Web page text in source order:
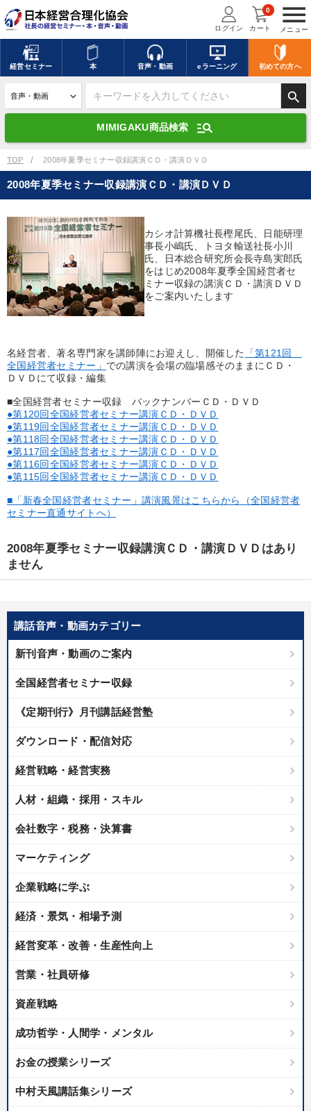
menu
メニュー
ログイン カート
0
経営セミナー 本 音声・動画 eラーニング 初めての方へ
search
MIMIGAKU商品検索 manage_search
キーワードを入力して探す
デジタル版対応のみ検索結果に表示する
search 上記の条件で検索
全国経営者セミナー講演収録物（全1315タイトル）からお探しいただけ
ます
カテゴリー
優秀各社の智恵と戦略 事業家のロマンと経営
若手異才経営者の発想 専門家のアドバイス
リーダーの器量を学ぶ
テーマ
【4月】音声・映像 数字・税務・決算書
経営者のための《音声・動画で学ぶ》講演シリーズ
【12月】音声・映像
2025年春季全国経営者セミナー収録講演ＣＤ・講演ＤＶＤ・デジ
業種
製造業 卸売・小売・飲食業 建設・不動産業
IT・サービス・金融業 コンサルタント 専門家
キーワード
※「更新」を押すと「テーマ」「キーワード」を更新いただけます。
ondemand_video 経営音声・動画を探す 更新する
全国経営者セミナー収録物以外の経営教材（全761タイトル）からお探
しいただけます
2025年春季全国経営者セミナー収録講演ＣＤ・講演ＤＶＤ・デジ
タル版（音声／動画ストリーミング・ダウンロード）
音声と動画で学ぶ
TOP 2008年夏季セミナー収録講演ＣＤ・講演ＤＶＤ
講話音声・動画カテゴリー
新刊音声・動画のご案内
全国経営者セミナー収録
《定期刊行》月刊講話経営塾
ダウンロード・配信対応
経営戦略・経営実務
人材・組織・採用・スキル
会社数字・税務・決算書
マーケティング
企業戦略に学ぶ
経済・景気・相場予測
経営変革・改善・生産性向上
営業・社員研修
資産戦略
成功哲学・人間学・メンタル
お金の授業シリーズ
中村天風講話集シリーズ
2008年夏季セミナー収録講演ＣＤ・講演ＤＶＤ
カシオ計算機社長樫尾氏、日能研理
事長小嶋氏、トヨタ輸送社長小川
氏、日本総合研究所会長寺島実郎氏
をはじめ2008年夏季全国経営者セ
ミナー収録の講演ＣＤ・講演ＤＶＤ
をご案内いたします
名経営者、著名専門家を講師陣にお迎えし、開催した
「第121回
全国経営者セミナー」 での講演を会場の臨場感そのままにＣＤ・
ＤＶＤにて収録・編集
■全国経営者セミナー収録 バックナンバーＣＤ・ＤＶＤ
●第120回全国経営者セミナー講演ＣＤ・ＤＶＤ
●第119回全国経営者セミナー講演ＣＤ・ＤＶＤ
●第118回全国経営者セミナー講演ＣＤ・ＤＶＤ
●第117回全国経営者セミナー講演ＣＤ・ＤＶＤ
●第116回全国経営者セミナー講演ＣＤ・ＤＶＤ
●第115回全国経営者セミナー講演ＣＤ・ＤＶＤ
■「新春全国経営者セミナー」講演風景はこちらから（全国経営者
セミナー直通サイトへ）
2008年夏季セミナー収録講演ＣＤ・講演ＤＶＤはあり
ません